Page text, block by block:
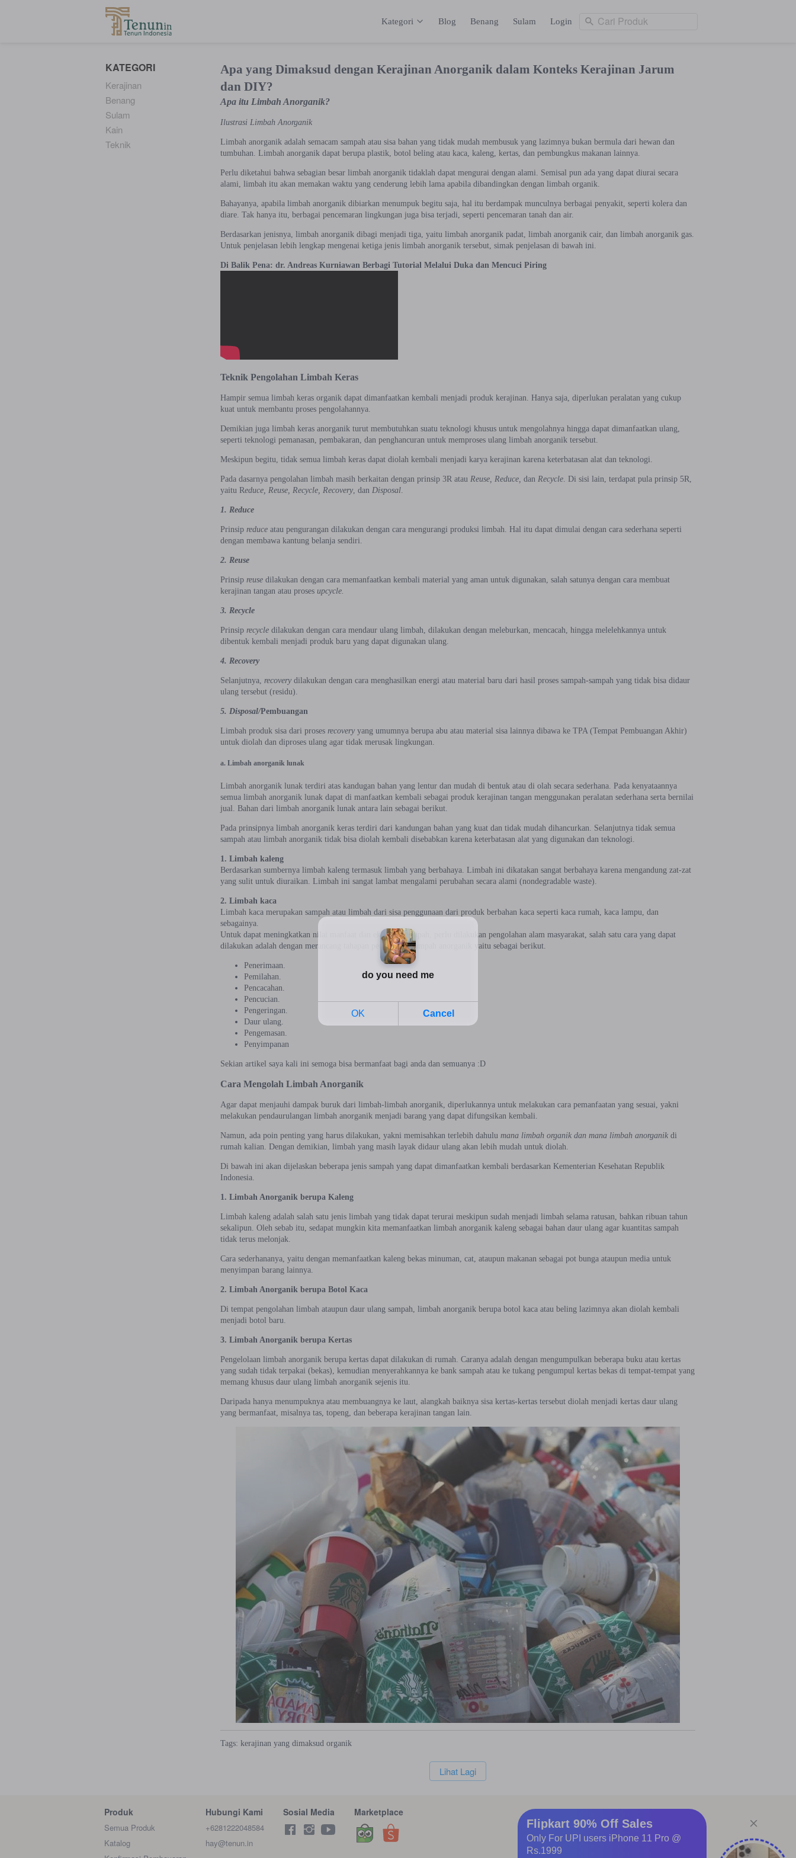
Kategori Blog Benang Sulam Login Cari Produk
KATEGORI
Kerajinan
Benang
Sulam
Kain
Teknik
Apa yang Dimaksud dengan Kerajinan Anorganik dalam Konteks Kerajinan Jarum
dan DIY?
Apa itu Limbah Anorganik?
Ilustrasi Limbah Anorganik
Limbah anorganik adalah semacam sampah atau sisa bahan yang tidak mudah membusuk yang lazimnya bukan bermula dari hewan dan
tumbuhan. Limbah anorganik dapat berupa plastik, botol beling atau kaca, kaleng, kertas, dan pembungkus makanan lainnya.
Perlu diketahui bahwa sebagian besar limbah anorganik tidaklah dapat mengurai dengan alami. Semisal pun ada yang dapat diurai secara
alami, limbah itu akan memakan waktu yang cenderung lebih lama apabila dibandingkan dengan limbah organik.
Bahayanya, apabila limbah anorganik dibiarkan menumpuk begitu saja, hal itu berdampak munculnya berbagai penyakit, seperti kolera dan
diare. Tak hanya itu, berbagai pencemaran lingkungan juga bisa terjadi, seperti pencemaran tanah dan air.
Berdasarkan jenisnya, limbah anorganik dibagi menjadi tiga, yaitu limbah anorganik padat, limbah anorganik cair, dan limbah anorganik gas.
Untuk penjelasan lebih lengkap mengenai ketiga jenis limbah anorganik tersebut, simak penjelasan di bawah ini.
Di Balik Pena: dr. Andreas Kurniawan Berbagi Tutorial Melalui Duka dan Mencuci Piring
Teknik Pengolahan Limbah Keras
Hampir semua limbah keras organik dapat dimanfaatkan kembali menjadi produk kerajinan. Hanya saja, diperlukan peralatan yang cukup
kuat untuk membantu proses pengolahannya.
Demikian juga limbah keras anorganik turut membutuhkan suatu teknologi khusus untuk mengolahnya hingga dapat dimanfaatkan ulang,
seperti teknologi pemanasan, pembakaran, dan penghancuran untuk memproses ulang limbah anorganik tersebut.
Meskipun begitu, tidak semua limbah keras dapat diolah kembali menjadi karya kerajinan karena keterbatasan alat dan teknologi.
Pada dasarnya pengolahan limbah masih berkaitan dengan prinsip 3R atauReuse, Reduce, danRecycle. Di sisi lain, terdapat pula prinsip 5R,
yaitu Reduce, Reuse, Recycle, Recovery, danDisposal.
1. Reduce
Prinsipreduce atau pengurangan dilakukan dengan cara mengurangi produksi limbah. Hal itu dapat dimulai dengan cara sederhana seperti
dengan membawa kantung belanja sendiri.
2. Reuse
Prinsipreuse dilakukan dengan cara memanfaatkan kembali material yang aman untuk digunakan, salah satunya dengan cara membuat
kerajinan tangan atau prosesupcycle.
3. Recycle
Prinsiprecycle dilakukan dengan cara mendaur ulang limbah, dilakukan dengan meleburkan, mencacah, hingga melelehkannya untuk
dibentuk kembali menjadi produk baru yang dapat digunakan ulang.
4. Recovery
Selanjutnya,recovery dilakukan dengan cara menghasilkan energi atau material baru dari hasil proses sampah-sampah yang tidak bisa didaur
ulang tersebut (residu).
5. Disposal/Pembuangan
Limbah produk sisa dari prosesrecovery yang umumnya berupa abu atau material sisa lainnya dibawa ke TPA (Tempat Pembuangan Akhir)
untuk diolah dan diproses ulang agar tidak merusak lingkungan.
a. Limbah anorganik lunak
Limbah anorganik lunak terdiri atas kandugan bahan yang lentur dan mudah di bentuk atau di olah secara sederhana. Pada kenyataannya
semua limbah anorganik lunak dapat di manfaatkan kembali sebagai produk kerajinan tangan menggunakan peralatan sederhana serta bernilai
jual. Bahan dari limbah anorganik lunak antara lain sebagai berikut.
Pada prinsipnya limbah anorganik keras terdiri dari kandungan bahan yang kuat dan tidak mudah dihancurkan. Selanjutnya tidak semua
sampah atau limbah anorganik tidak bisa diolah kembali disebabkan karena keterbatasan alat yang digunakan dan teknologi.
1. Limbah kaleng
Berdasarkan sumbernya limbah kaleng termasuk limbah yang berbahaya. Limbah ini dikatakan sangat berbahaya karena mengandung zat-zat
yang sulit untuk diuraikan. Limbah ini sangat lambat mengalami perubahan secara alami (nondegradable waste).
2. Limbah kaca
Limbah kaca merupakan sampah atau limbah dari sisa penggunaan dari produk berbahan kaca seperti kaca rumah, kaca lampu, dan
sebagainya.
Untuk dapat meningkatkan nilai manfaat dan ekonomi sampah, perlu dilakukan pengolahan alam masyarakat, salah satu cara yang dapat
dilakukan adalah dengan merancang tahapan pengolahan sampah anorganik yaitu sebagai berikut.
Penerimaan.
Pemilahan.
Pencacahan.
Pencucian.
Pengeringan.
Daur ulang.
Pengemasan.
Penyimpanan
Sekian artikel saya kali ini semoga bisa bermanfaat bagi anda dan semuanya :D
Cara Mengolah Limbah Anorganik
Agar dapat menjauhi dampak buruk dari limbah-limbah anorganik, diperlukannya untuk melakukan cara pemanfaatan yang sesuai, yakni
melakukan pendaurulangan limbah anorganik menjadi barang yang dapat difungsikan kembali.
Namun, ada poin penting yang harus dilakukan, yakni memisahkan terlebih dahulumana limbah organik dan mana limbah anorganik di
rumah kalian. Dengan demikian, limbah yang masih layak didaur ulang akan lebih mudah untuk diolah.
Di bawah ini akan dijelaskan beberapa jenis sampah yang dapat dimanfaatkan kembali berdasarkan Kementerian Kesehatan Republik
Indonesia.
1. Limbah Anorganik berupa Kaleng
Limbah kaleng adalah salah satu jenis limbah yang tidak dapat terurai meskipun sudah menjadi limbah selama ratusan, bahkan ribuan tahun
sekalipun. Oleh sebab itu, sedapat mungkin kita memanfaatkan limbah anorganik kaleng sebagai bahan daur ulang agar kuantitas sampah
tidak terus melonjak.
Cara sederhananya, yaitu dengan memanfaatkan kaleng bekas minuman, cat, ataupun makanan sebagai pot bunga ataupun media untuk
menyimpan barang lainnya.
2. Limbah Anorganik berupa Botol Kaca
Di tempat pengolahan limbah ataupun daur ulang sampah, limbah anorganik berupa botol kaca atau beling lazimnya akan diolah kembali
menjadi botol baru.
3. Limbah Anorganik berupa Kertas
Pengelolaan limbah anorganik berupa kertas dapat dilakukan di rumah. Caranya adalah dengan mengumpulkan beberapa buku atau kertas
yang sudah tidak terpakai (bekas), kemudian menyerahkannya ke bank sampah atau ke tukang pengumpul kertas bekas di tempat-tempat yang
memang khusus daur ulang limbah anorganik sejenis itu.
Daripada hanya menumpuknya atau membuangnya ke laut, alangkah baiknya sisa kertas-kertas tersebut diolah menjadi kertas daur ulang
yang bermanfaat, misalnya tas, topeng, dan beberapa kerajinan tangan lain.
Tags:kerajinan yang dimaksud organik
`Lihat Lagi
Produk
Semua Produk
Katalog
Hubungi Kami
+6281222048584
hay@tenun.in
Sosial Media Marketplace